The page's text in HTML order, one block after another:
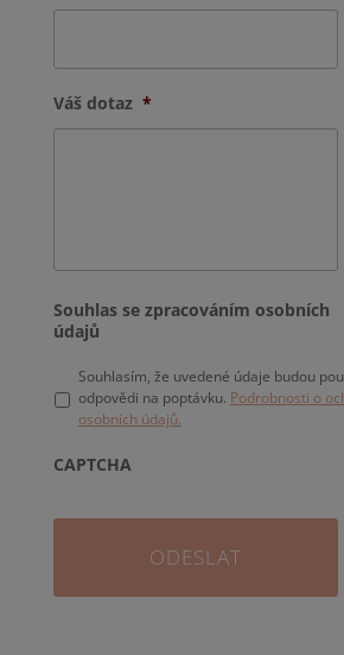
Váš dotaz *
Souhlas se zpracováním osobních
údajů
Souhlasím, že uvedené údaje budou
odpovědi na poptávku. Podrobnosti o
osobních údajů.
CAPTCHA